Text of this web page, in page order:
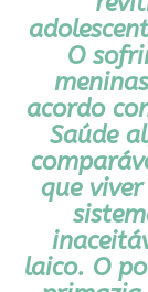
O
acordo
Saúde
que
laico. O